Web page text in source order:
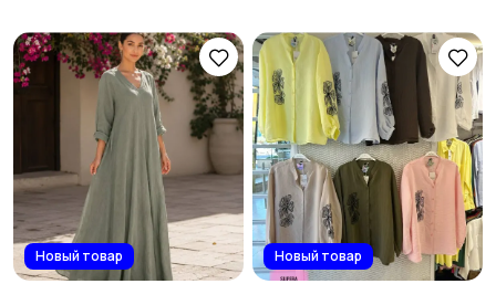
Новый товар Новый товар